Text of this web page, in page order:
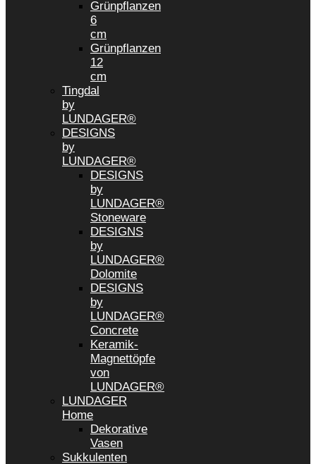
Grünpflanzen
6
cm
Grünpflanzen
12
cm
Tingdal
by
LUNDAGER®
DESIGNS
by
LUNDAGER®
DESIGNS
by
LUNDAGER®
Stoneware
DESIGNS
by
LUNDAGER®
Dolomite
DESIGNS
by
LUNDAGER®
Concrete
Keramik-
Magnettöpfe
von
LUNDAGER®
LUNDAGER
Home
Dekorative
Vasen
Sukkulenten